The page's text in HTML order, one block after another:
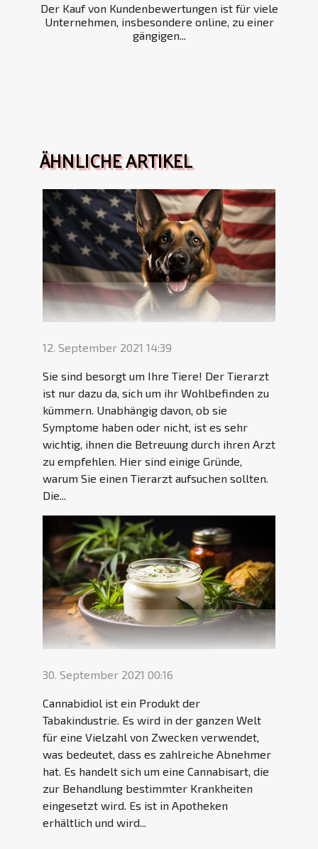
Der Kauf von Kundenbewertungen ist für viele
Unternehmen, insbesondere online, zu einer
gängigen...
ÄHNLICHE ARTIKEL
12. September 2021 14:39
Sie sind besorgt um Ihre Tiere! Der Tierarzt
ist nur dazu da, sich um ihr Wohlbefinden zu
kümmern. Unabhängig davon, ob sie
Symptome haben oder nicht, ist es sehr
wichtig, ihnen die Betreuung durch ihren Arzt
zu empfehlen. Hier sind einige Gründe,
warum Sie einen Tierarzt aufsuchen sollten.
Die...
30. September 2021 00:16
Cannabidiol ist ein Produkt der
Tabakindustrie. Es wird in der ganzen Welt
für eine Vielzahl von Zwecken verwendet,
was bedeutet, dass es zahlreiche Abnehmer
hat. Es handelt sich um eine Cannabisart, die
zur Behandlung bestimmter Krankheiten
eingesetzt wird. Es ist in Apotheken
erhältlich und wird...